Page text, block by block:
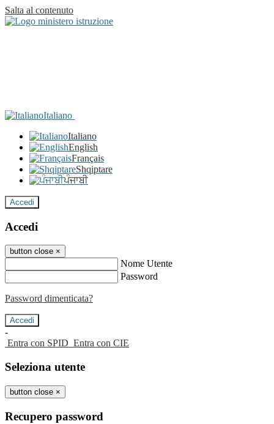
Salta al contenuto
Italiano
Italiano
English
Français
Shqiptare
ਪੰਜਾਬੀ
Accedi
Accedi
button close ×
Nome Utente
Password
Password dimenticata?
-
Entra con SPID Entra con CIE
Seleziona utente
button close ×
Recupero password